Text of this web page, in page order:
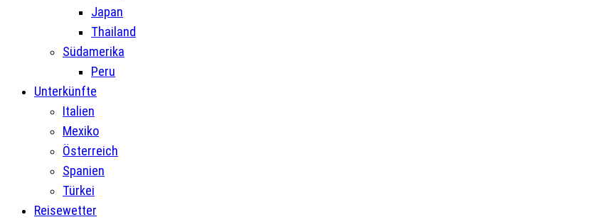
Japan
Thailand
Südamerika
Peru
Unterkünfte
Italien
Mexiko
Österreich
Spanien
Türkei
Reisewetter